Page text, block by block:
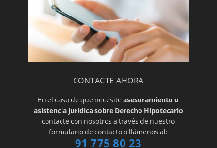
CONTACTE AHORA
En el caso de que necesiteasesoramiento o
asistencia jurídica sobre Derecho Hipotecario
contacte con nosotros a través de nuestro
formulario de contacto o llámenos al:
91 775 80 23